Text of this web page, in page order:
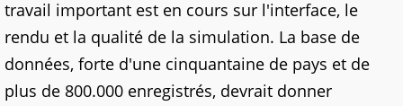
travail important est en cours sur l'interface, le
rendu et la qualité de la simulation. La base de
données, forte d'une cinquantaine de pays et de
plus de 800.000 enregistrés, devrait donner